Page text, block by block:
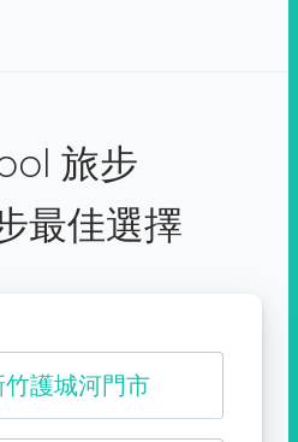
旅步
最佳選擇
護城河門市
山口